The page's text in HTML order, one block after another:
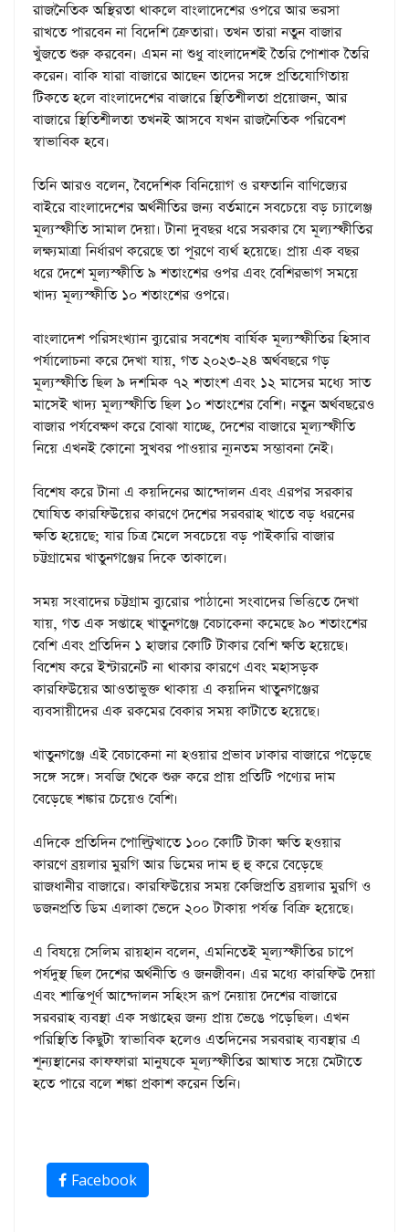
রাজনৈতিক অস্থিরতা থাকলে বাংলাদেশের ওপরে আর ভরসা
রাখতে পারবেন না বিদেশি ক্রেতারা। তখন তারা নতুন বাজার
খুঁজতে শুরু করবেন। এমন না শুধু বাংলাদেশই তৈরি পোশাক তৈরি
করেন। বাকি যারা বাজারে আছেন তাদের সঙ্গে প্রতিযোগিতায়
টিকতে হলে বাংলাদেশের বাজারে স্থিতিশীলতা প্রয়োজন, আর
বাজারে স্থিতিশীলতা তখনই আসবে যখন রাজনৈতিক পরিবেশ
স্বাভাবিক হবে।
তিনি আরও বলেন, বৈদেশিক বিনিয়োগ ও রফতানি বাণিজ্যের
বাইরে বাংলাদেশের অর্থনীতির জন্য বর্তমানে সবচেয়ে বড় চ্যালেঞ্জ
মূল্যস্ফীতি সামাল দেয়া। টানা দুবছর ধরে সরকার যে মূল্যস্ফীতির
লক্ষ্যমাত্রা নির্ধারণ করেছে তা পূরণে ব্যর্থ হয়েছে। প্রায় এক বছর
ধরে দেশে মূল্যস্ফীতি ৯ শতাংশের ওপর এবং বেশিরভাগ সময়ে
খাদ্য মূল্যস্ফীতি ১০ শতাংশের ওপরে।
বাংলাদেশ পরিসংখ্যান ব্যুরোর সবশেষ বার্ষিক মূল্যস্ফীতির হিসাব
পর্যালোচনা করে দেখা যায়, গত ২০২৩-২৪ অর্থবছরে গড়
মূল্যস্ফীতি ছিল ৯ দশমিক ৭২ শতাংশ এবং ১২ মাসের মধ্যে সাত
মাসেই খাদ্য মূল্যস্ফীতি ছিল ১০ শতাংশের বেশি। নতুন অর্থবছরেও
বাজার পর্যবেক্ষণ করে বোঝা যাচ্ছে, দেশের বাজারে মূল্যস্ফীতি
নিয়ে এখনই কোনো সুখবর পাওয়ার ন্যূনতম সম্ভাবনা নেই।
বিশেষ করে টানা এ কয়দিনের আন্দোলন এবং এরপর সরকার
ঘোষিত কারফিউয়ের কারণে দেশের সরবরাহ খাতে বড় ধরনের
ক্ষতি হয়েছে; যার চিত্র মেলে সবচেয়ে বড় পাইকারি বাজার
চট্টগ্রামের খাতুনগঞ্জের দিকে তাকালে।
সময় সংবাদের চট্টগ্রাম ব্যুরোর পাঠানো সংবাদের ভিত্তিতে দেখা
যায়, গত এক সপ্তাহে খাতুনগঞ্জে বেচাকেনা কমেছে ৯০ শতাংশের
বেশি এবং প্রতিদিন ১ হাজার কোটি টাকার বেশি ক্ষতি হয়েছে।
বিশেষ করে ইন্টারনেট না থাকার কারণে এবং মহাসড়ক
কারফিউয়ের আওতাভুক্ত থাকায় এ কয়দিন খাতুনগঞ্জের
ব্যবসায়ীদের এক রকমের বেকার সময় কাটাতে হয়েছে।
খাতুনগঞ্জে এই বেচাকেনা না হওয়ার প্রভাব ঢাকার বাজারে পড়েছে
সঙ্গে সঙ্গে। সবজি থেকে শুরু করে প্রায় প্রতিটি পণ্যের দাম
বেড়েছে শঙ্কার চেয়েও বেশি।
এদিকে প্রতিদিন পোল্ট্রিখাতে ১০০ কোটি টাকা ক্ষতি হওয়ার
কারণে ব্রয়লার মুরগি আর ডিমের দাম হু হু করে বেড়েছে
রাজধানীর বাজারে। কারফিউয়ের সময় কেজিপ্রতি ব্রয়লার মুরগি ও
ডজনপ্রতি ডিম এলাকা ভেদে ২০০ টাকায় পর্যন্ত বিক্রি হয়েছে।
এ বিষয়ে সেলিম রায়হান বলেন, এমনিতেই মূল্যস্ফীতির চাপে
পর্যদুস্থ ছিল দেশের অর্থনীতি ও জনজীবন। এর মধ্যে কারফিউ দেয়া
এবং শান্তিপূর্ণ আন্দোলন সহিংস রূপ নেয়ায় দেশের বাজারে
সরবরাহ ব্যবস্থা এক সপ্তাহের জন্য প্রায় ভেঙে পড়েছিল। এখন
পরিস্থিতি কিছুটা স্বাভাবিক হলেও এতদিনের সরবরাহ ব্যবস্থার এ
শূন্যস্থানের কাফফারা মানুষকে মূল্যস্ফীতির আঘাত সয়ে মেটাতে
হতে পারে বলে শঙ্কা প্রকাশ করেন তিনি।
Facebook